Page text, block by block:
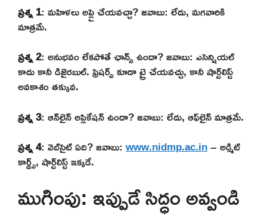
ప్రశ్న 1: మహిళలు అప్లై చేయవచ్చా? జవాబు: లేదు, మగవారికి
మాత్రమే.
ప్రశ్న 2: అనుభవం లేకపోతే ఛాన్స్ ఉందా? జవాబు: ఎసెన్షియల్
కాదు కానీ డిజైరబుల్. ఫ్రెషర్స్ కూడా ట్రై చేయవచ్చు, కానీ షార్ట్‌లిస్ట్
అవకాశం తక్కువ.
ప్రశ్న 3: ఆన్‌లైన్ అప్లికేషన్ ఉందా? జవాబు: లేదు, ఆఫ్‌లైన్ మాత్రమే.
ప్రశ్న 4: వెబ్‌సైట్ ఏది? జవాబు: www.nidmp.ac.in– అడ్మిట్
కార్డ్స్, షార్ట్‌లిస్ట్ ఇక్కడే.
ముగింపు: ఇప్పుడే సిద్ధం అవ్వండి